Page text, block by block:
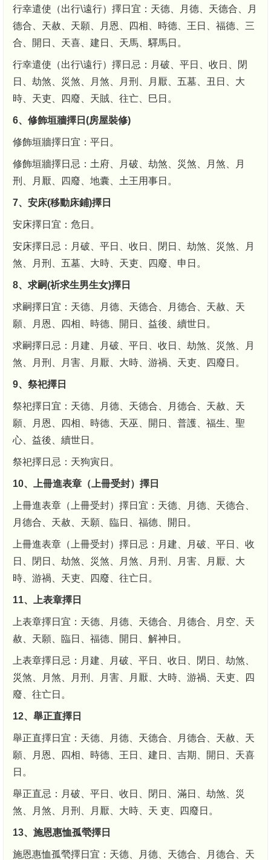
行幸遣使（出行\遠行）擇日宜：天德、月德、天德合、月
德合、天赦、天願、月恩、四相、時德、王日、福德、三
合、開日、天喜、建日、天馬、驛馬日。
行幸遣使（出行\遠行）擇日忌：月破、平日、收日、閉
日、劫煞、災煞、月煞、月刑、月厭、五墓、丑日、大
時、天吏、四廢、天賊、往亡、巳日。
6、修飾垣牆擇日(房屋裝修)
修飾垣牆擇日宜：平日。
修飾垣牆擇日忌：土府、月破、劫煞、災煞、月煞、月
刑、月厭、四廢、地囊、土王用事日。
7、安床(移動床鋪)擇日
安床擇日宜：危日。
安床擇日忌：月破、平日、收日、閉日、劫煞、災煞、月
煞、月刑、五墓、大時、天吏、四廢、申日。
8、求嗣(祈求生男生女)擇日
求嗣擇日宜：天德、月德、天德合、月德合、天赦、天
願、月恩、四相、時德、開日、益後、續世日。
求嗣擇日忌：月建、月破、平日、收日、劫煞、災煞、月
煞、月刑、月害、月厭、大時、游禍、天吏、四廢日。
9、祭祀擇日
祭祀擇日宜：天德、月德、天德合、月德合、天赦、天
願、月恩、四相、時德、天巫、開日、普護、福生、聖
心、益後、續世日。
祭祀擇日忌：天狗寅日。
10、上冊進表章（上冊受封）擇日
上冊進表章（上冊受封）擇日宜：天德、月德、天德合、
月德合、天赦、天願、臨日、福德、開日。
上冊進表章（上冊受封）擇日忌：月建、月破、平日、收
日、閉日、劫煞、災煞、月煞、月刑、月害、月厭、大
時、游禍、天吏、四廢、往亡日。
11、上表章擇日
上表章擇日宜：天德、月德、天德合、月德合、月空、天
赦、天願、臨日、福德、開日、解神日。
上表章擇日忌：月建、月破、平日、收日、閉日、劫煞、
災煞、月煞、月刑、月害、月厭、大時、游禍、天吏、四
廢、往亡日。
12、舉正直擇日
舉正直擇日宜：天德、月德、天德合、月德合、天赦、天
願、月恩、四相、時德、王日、建日、吉期、開日、天喜
日。
舉正直忌：月破、平日、收日、閉日、滿日、劫煞、災
煞、月煞、月刑、月厭、大時、天 吏、四廢日。
13、施恩惠恤孤煢擇日
施恩惠恤孤煢擇日宜：天德、月德、天德合、月德合、天